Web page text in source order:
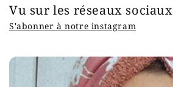
Vu sur les réseaux sociaux
S'abonner à notre instagram